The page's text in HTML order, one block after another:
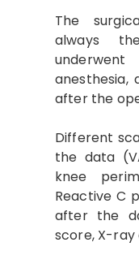
The
always
anesthesia,
after the
Different
the data
knee
Reactive C
after the
score, X-ray